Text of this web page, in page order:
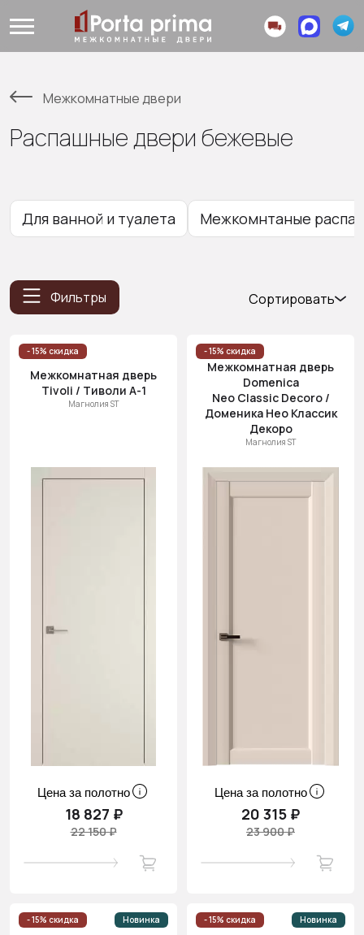
Межкомнатные двери
Распашные двери бежевые
Для ванной и туалета Межкомнтаные
Фильтры
Сортировать
Цена
(возр.)
Цена (убыв.)
Cначала
новинки
скидки
- 15% скидка
Межкомнатная дверь
Tivoli / Тиволи А-1
Магнолия ST
Цена за полотно
18 827 ₽
22 150 ₽
- 15% скидка
Межкомнатная дверь
Domenica
Neo Classic Decoro /
Доменика Нео Классик
Декоро
Магнолия ST
Цена за полотно
20 315 ₽
23 900 ₽
- 15% скидка Новинка - 15% скидка Новинка